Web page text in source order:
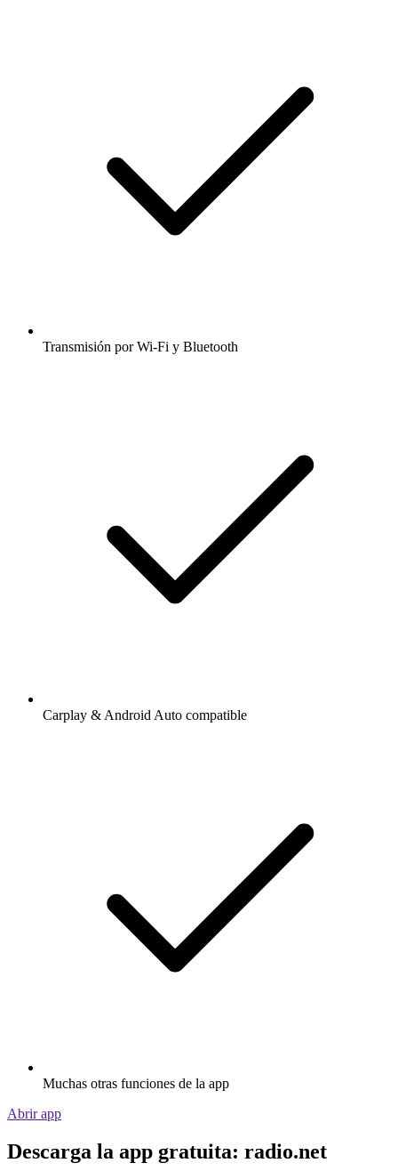
Transmisión por Wi-Fi y Bluetooth
Carplay & Android Auto compatible
Muchas otras funciones de la app
Abrir app
Descarga la app gratuita: radio.net